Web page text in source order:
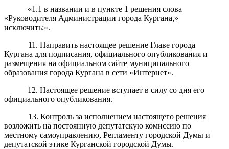
«1.1 в названии и в пункте 1 решения слова
«Руководителя Администрации города Кургана,»
исключить;».
11 . Направить настоящее решение Главе города
Кургана для подписания, официального опубликования и
размещения на официальном сайте муниципального
образования города Кургана в сети «Интернет».
12. Настоящее решение вступает в силу со дня его
официального опубликования.
13. Контроль за исполнением настоящего решения
возложить на постоянную депутатскую комиссию по
местному самоуправлению, Регламенту городской Думы и
депутатской этике Курганской городской Думы.